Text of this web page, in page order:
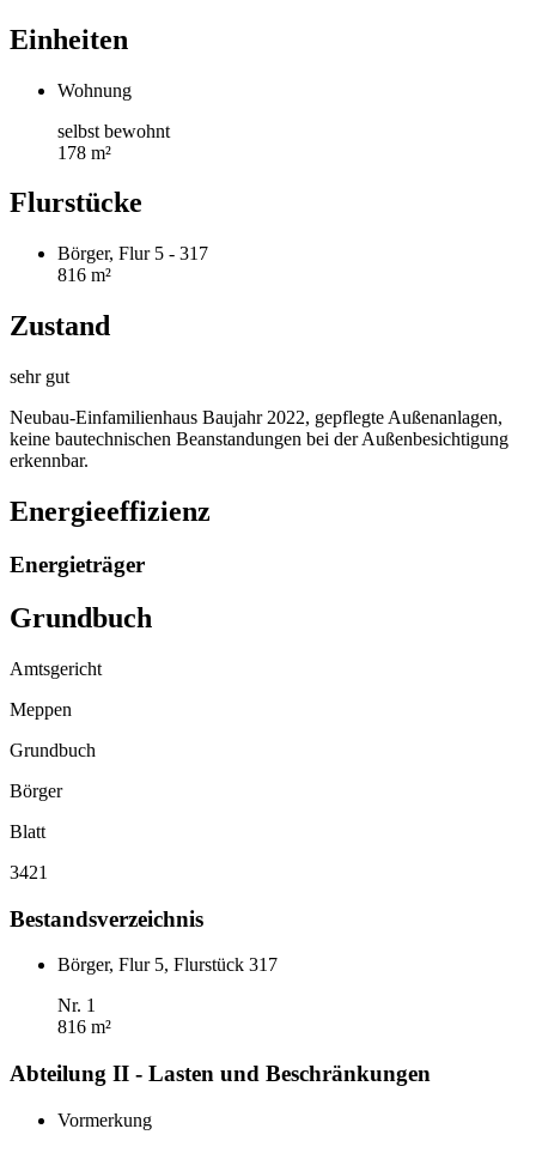
Einheiten
Wohnung
selbst bewohnt
178 m²
Flurstücke
Börger, Flur 5 - 317
816 m²
Zustand
sehr gut
Neubau-Einfamilienhaus Baujahr 2022, gepflegte Außenanlagen,
keine bautechnischen Beanstandungen bei der Außenbesichtigung
erkennbar.
Energieeffizienz
Energieträger
Grundbuch
Amtsgericht
Meppen
Grundbuch
Börger
Blatt
3421
Bestandsverzeichnis
Börger, Flur 5, Flurstück 317
Nr. 1
816 m²
Abteilung II - Lasten und Beschränkungen
Vormerkung